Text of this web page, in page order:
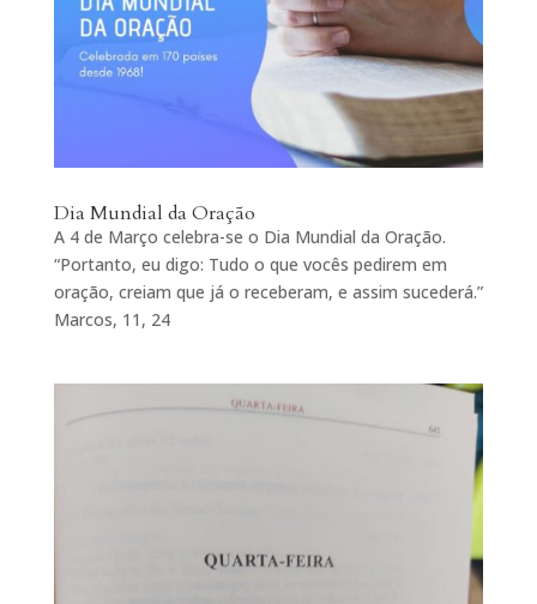
Dia Mundial da Oração
A 4 de Março celebra-se o Dia Mundial da Oração.
“Portanto, eu digo: Tudo o que vocês pedirem em
oração, creiam que já o receberam, e assim sucederá.”
Marcos, 11, 24